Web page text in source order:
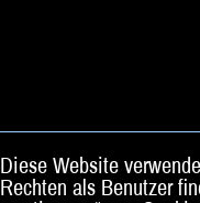
Diese Website
Rechten als Benutzer